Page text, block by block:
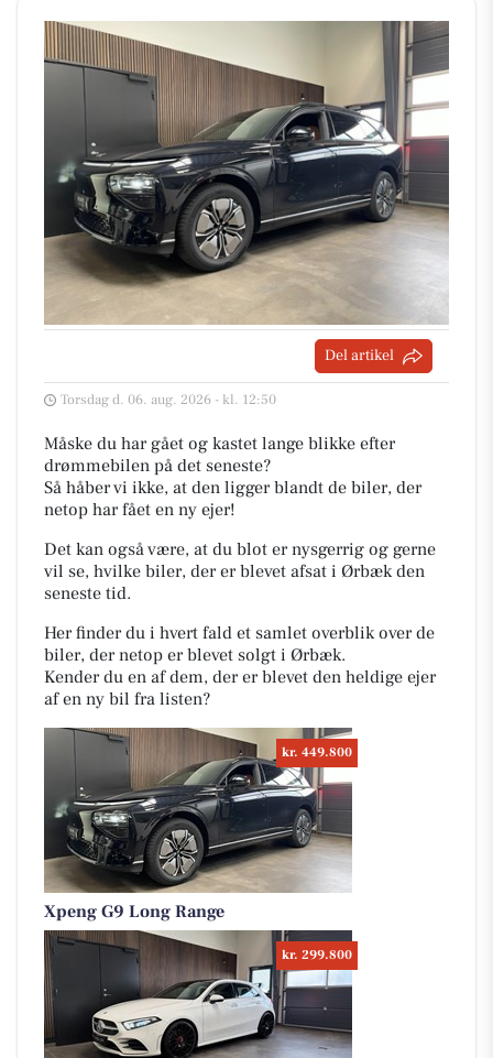
Del artikel
Torsdag d. 06. aug. 2026 - kl. 12:50
Måske du har gået og kastet lange blikke efter
drømmebilen på det seneste?
Så håber vi ikke, at den ligger blandt de biler, der
netop har fået en ny ejer!
Det kan også være, at du blot er nysgerrig og gerne
vil se, hvilke biler, der er blevet afsat i Ørbæk den
seneste tid.
Her finder du i hvert fald et samlet overblik over de
biler, der netop er blevet solgt i Ørbæk.
Kender du en af dem, der er blevet den heldige ejer
af en ny bil fra listen?
kr. 449.800
Xpeng G9 Long Range
kr. 299.800